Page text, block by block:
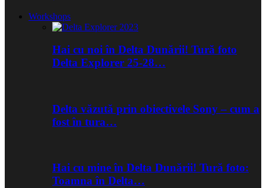
Workshops
Hai cu noi în Delta Dunării! Tură foto
Delta Explorer 25-28…
Delta văzută prin obiectivele Sony – cum a
fost în tura…
Hai cu mine în Delta Dunării! Tură foto:
Toamna în Delta…